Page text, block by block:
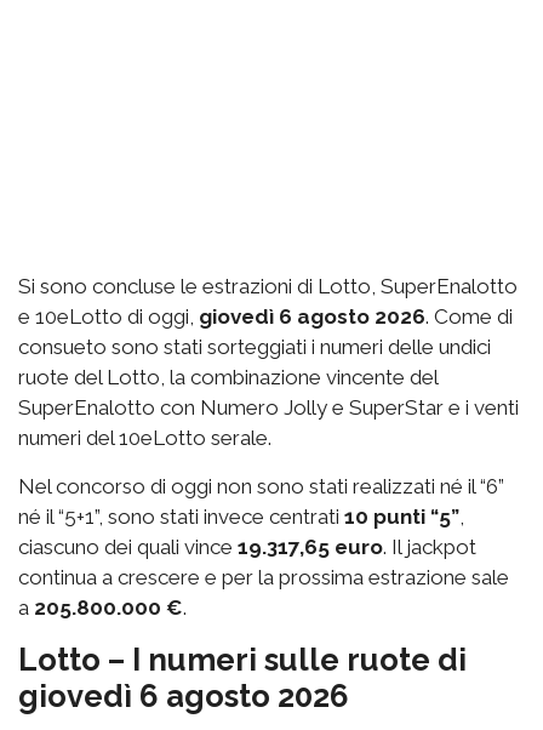
Si sono concluse le estrazioni di Lotto, SuperEnalotto
e 10eLotto di oggi, giovedì 6 agosto 2026. Come di
consueto sono stati sorteggiati i numeri delle undici
ruote del Lotto, la combinazione vincente del
SuperEnalotto con Numero Jolly e SuperStar e i venti
numeri del 10eLotto serale.
Nel concorso di oggi non sono stati realizzati né il “6”
né il “5+1”, sono stati invece centrati 10 punti “5”
ciascuno dei quali vince 19.317,65 euro. Il jackpot
continua a crescere e per la prossima estrazione sale
a 205.800.000 €.
Lotto – I numeri sulle ruote di
giovedì 6 agosto 2026